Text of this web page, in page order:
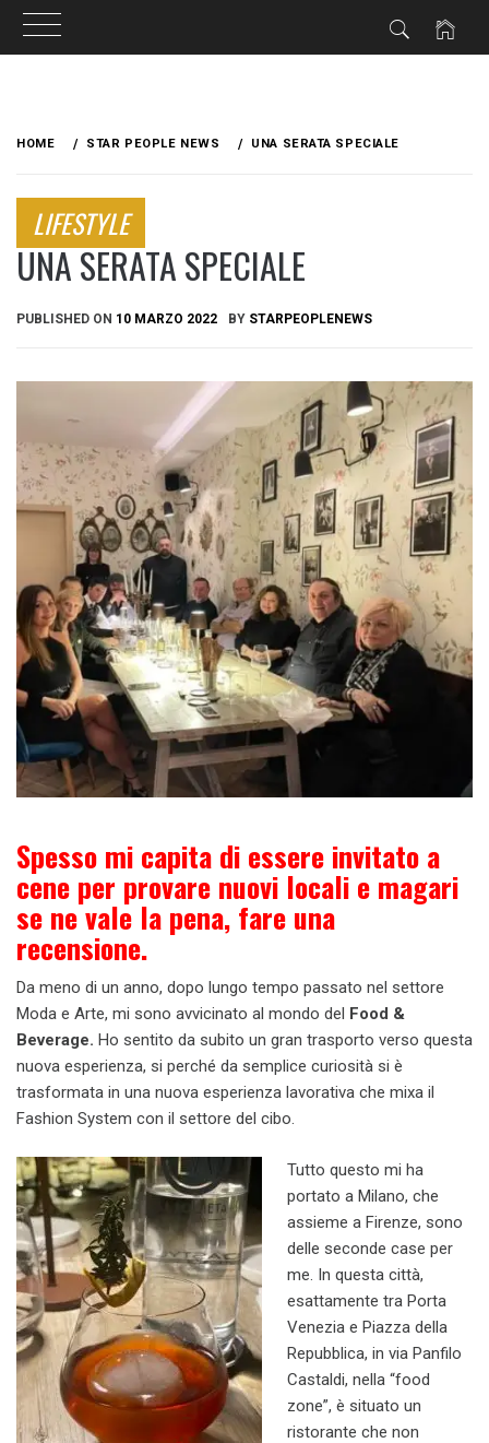
HOME STAR PEOPLE NEWS UNA SERATA SPECIALE
LIFESTYLE
UNA SERATA SPECIALE
PUBLISHED ON 10 MARZO 2022 BY STARPEOPLENEWS
Spesso mi capita di essere invitato a
cene per provare nuovi locali e magari
se ne vale la pena, fare una
recensione.
Da meno di un anno, dopo lungo tempo passato nel settore
Moda e Arte, mi sono avvicinato al mondo del
Food &
Beverage. Ho sentito da subito un gran trasporto verso questa
nuova esperienza, si perché da semplice curiosità si è
trasformata in una nuova esperienza lavorativa che mixa il
Fashion System con il settore del cibo.
Tutto questo mi ha
portato a Milano, che
assieme a Firenze, sono
delle seconde case per
me. In questa città,
esattamente tra Porta
Venezia e Piazza della
Repubblica, in via Panfilo
Castaldi, nella “food
zone”, è situato un
ristorante che non